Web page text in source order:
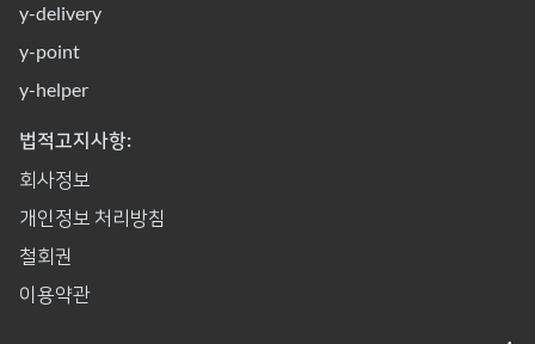
y-delivery
y-point
y-helper
법적고지사항:
회사정보
개인정보 처리방침
철회권
이용약관